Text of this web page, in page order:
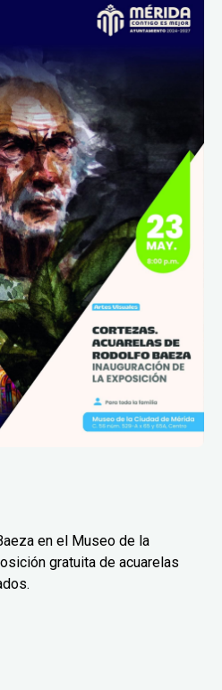
en el Museo de la
gratuita de acuarelas